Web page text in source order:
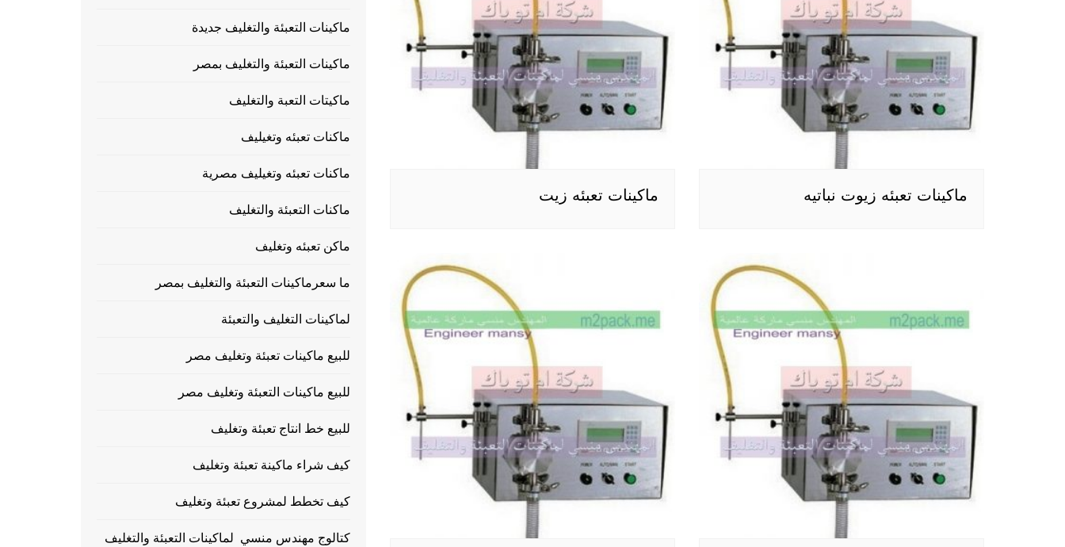
ماكينات تعبئه زيوت نباتيه ماكينات تعبئه زيت
ماكينات التعبئة والتغليف جديدة
ماكينات التعبئة والتغليف بمصر
ماكيتات التعبة والتغليف
ماكنات تعبئه وتغيليف
ماكنات تعبئه وتغيليف مصرية
ماكنات التعبئة والتغليف
ماكن تعبئه وتغليف
ما سعرماكينات التعبئة والتغليف بمصر
لماكينات التغليف والتعبئة
للبيع ماكينات تعبئة وتغليف مصر
للبيع ماكينات التعبئة وتغليف مصر
للبيع خط انتاج تعبئة وتغليف
كيف شراء ماكينة تعبئة وتغليف
كيف تخطط لمشروع تعبئة وتغليف
كتالوج مهندس منسي لماكينات التعبئة والتغليف